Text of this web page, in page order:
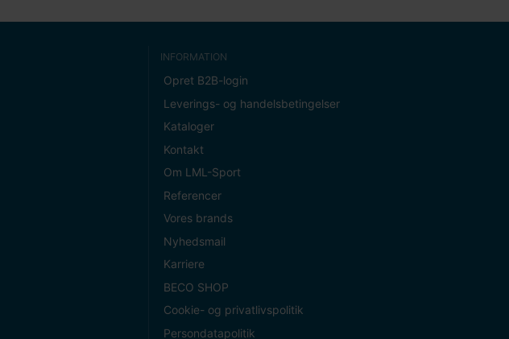
INFORMATION
Opret B2B-login
Leverings- og handelsbetingelser
Kataloger
Kontakt
Om LML-Sport
Referencer
Vores brands
Nyhedsmail
Karriere
BECO SHOP
Cookie- og privatlivspolitik
Persondatapolitik